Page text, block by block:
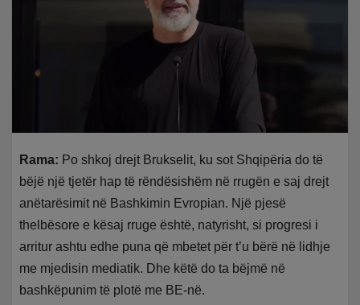
Rama: Po shkoj drejt Brukselit, ku sot Shqipëria do të
bëjë një tjetër hap të rëndësishëm në rrugën e saj drejt
anëtarësimit në Bashkimin Evropian. Një pjesë
thelbësore e kësaj rruge është, natyrisht, si progresi i
arritur ashtu edhe puna që mbetet për t’u bërë në lidhje
me mjedisin mediatik. Dhe këtë do ta bëjmë në
bashkëpunim të plotë me BE-në.